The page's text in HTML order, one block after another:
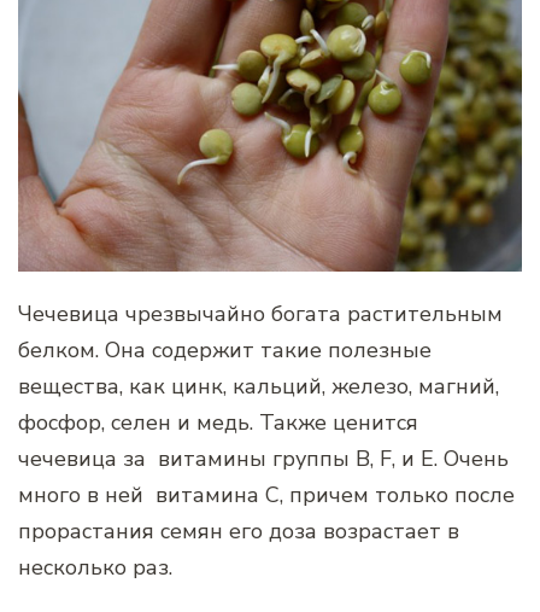
Чечевица чрезвычайно богата растительным
белком. Она содержит такие полезные
вещества, как цинк, кальций, железо, магний,
фосфор, селен и медь. Также ценится
чечевица за витамины группы В, F, и Е. Очень
много в ней витамина С, причем только после
прорастания семян его доза возрастает в
несколько раз.